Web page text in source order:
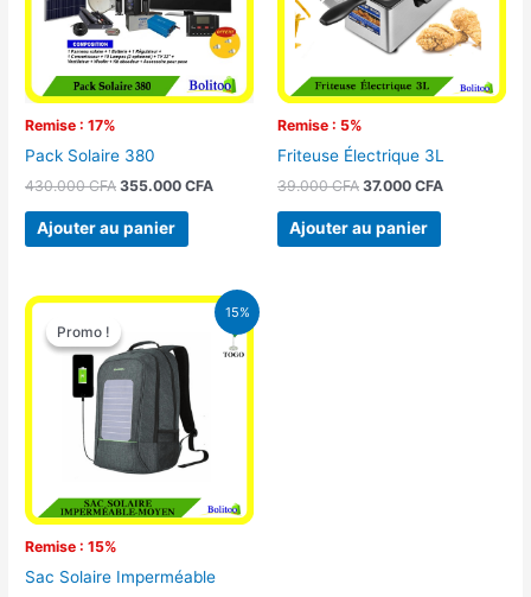
Remise : 17%
Pack Solaire 380
430.000CFA 355.000CFA
Ajouter au panier
Remise : 5%
Friteuse Électrique 3L
39.000CFA 37.000 CFA
Ajouter au panier
15%
Promo !
Remise : 15%
Promo !
Sac Solaire Imperméable
Le
prix
initial
était :
29.500 CFA.
Le
prix
actuel